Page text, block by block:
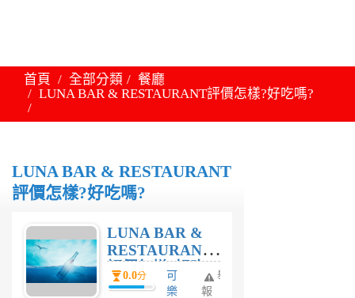
首頁 全部分類
餐廳
LUNA BAR & RESTAURANT評價怎樣?好吃嗎?
LUNA BAR & RESTAURANT
評價怎樣?好吃嗎?
LUNA BAR &
RESTAURANT
評價怎樣?好吃
嗎?
0.0分
可
樂
舉
報